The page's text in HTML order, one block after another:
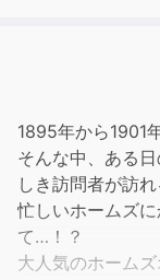
1895年から1901
そんな中、ある
しき訪問者が訪れ
忙しいホームズ
て…！？
大人気のホーム